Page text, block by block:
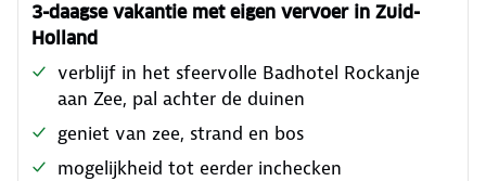
3-daagse vakantie met eigen vervoer in Zuid-
Holland
verblijf in het sfeervolle Badhotel Rockanje
aan Zee, pal achter de duinen
geniet van zee, strand en bos
mogelijkheid tot eerder inchecken